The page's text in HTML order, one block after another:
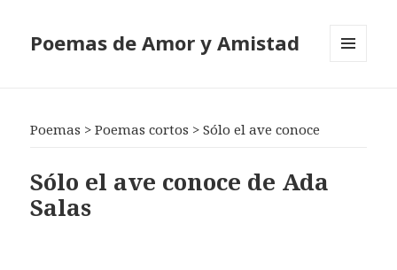
Poemas de Amor y Amistad
Poemas >Poemas cortos >Sólo el ave conoce
Sólo el ave conoce de Ada
Salas